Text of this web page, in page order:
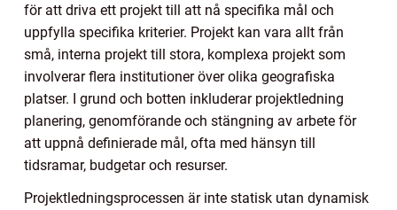
för att driva ett projekt till att nå specifika mål och
uppfylla specifika kriterier. Projekt kan vara allt från
små, interna projekt till stora, komplexa projekt som
involverar flera institutioner över olika geografiska
platser. I grund och botten inkluderar projektledning
planering, genomförande och stängning av arbete för
att uppnå definierade mål, ofta med hänsyn till
tidsramar, budgetar och resurser.
Projektledningsprocessen är inte statisk utan dynamisk